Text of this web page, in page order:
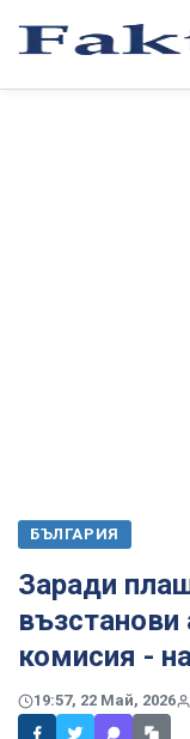
БЪЛГАРИЯ
Заради
възстанови
комисия -
19:57, 22 Май, 2026